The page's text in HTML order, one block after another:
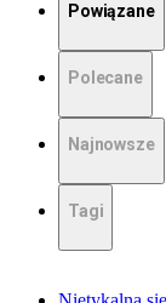
Powiązane
Polecane
Najnowsze
Tagi